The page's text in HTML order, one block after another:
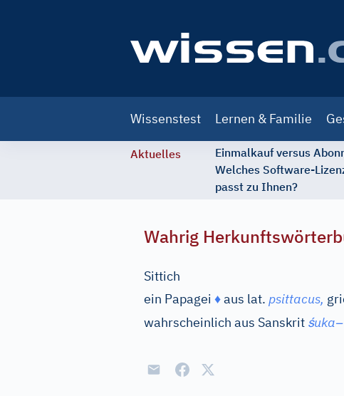
navigation
Wissenstest Lernen & Familie
Aktuelles
Einmalkauf versus
Welches Software-
passt zu Ihnen?
Wahrig
Sittich
ein Papagei ♦aus lat. psittacus,
wahrscheinlich aus Sanskrit śuka–